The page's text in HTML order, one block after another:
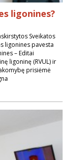
ligonines?
Sveikatos
ligonines pavesta
– Editai
ligoninę (RVUL) ir
prisiėmė